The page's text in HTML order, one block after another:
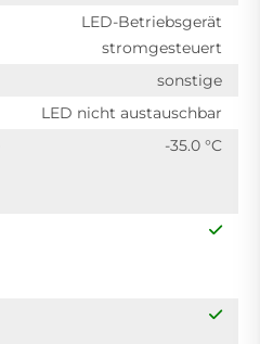
LED-Betriebsgerät
stromgesteuert
sonstige
LED nicht austauschbar
-35.0 °C